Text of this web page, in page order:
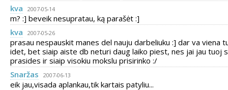
kva
2007-05-14
m? :] beveik nesupratau, ką parašėt :]
kva
2007-05-26
prasau nespauskit manes del nauju darbeliuku :] dar va viena
idet, bet siaip aiste db neturi daug laiko piest, nes jai jau tuoj
prasides ir siaip visokiu mokslu prisirinko :/
Snaržas
2007-06-13
eik jau,visada aplankau,tik kartais patyliu...